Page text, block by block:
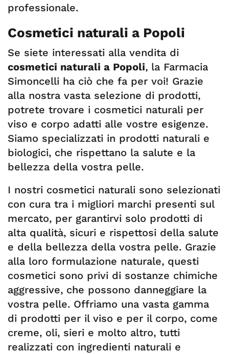
professionale.
Cosmetici naturali a Popoli
Se siete interessati alla vendita di
cosmetici naturali a Popoli, la Farmacia
Simoncelli ha ciò che fa per voi! Grazie
alla nostra vasta selezione di prodotti,
potrete trovare i cosmetici naturali per
viso e corpo adatti alle vostre esigenze.
Siamo specializzati in prodotti naturali e
biologici, che rispettano la salute e la
bellezza della vostra pelle.
I nostri cosmetici naturali sono selezionati
con cura tra i migliori marchi presenti sul
mercato, per garantirvi solo prodotti di
alta qualità, sicuri e rispettosi della salute
e della bellezza della vostra pelle. Grazie
alla loro formulazione naturale, questi
cosmetici sono privi di sostanze chimiche
aggressive, che possono danneggiare la
vostra pelle. Offriamo una vasta gamma
di prodotti per il viso e per il corpo, come
creme, oli, sieri e molto altro, tutti
realizzati con ingredienti naturali e